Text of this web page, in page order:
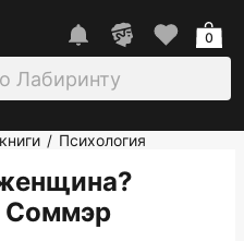
0
/ Психология
Соммэр